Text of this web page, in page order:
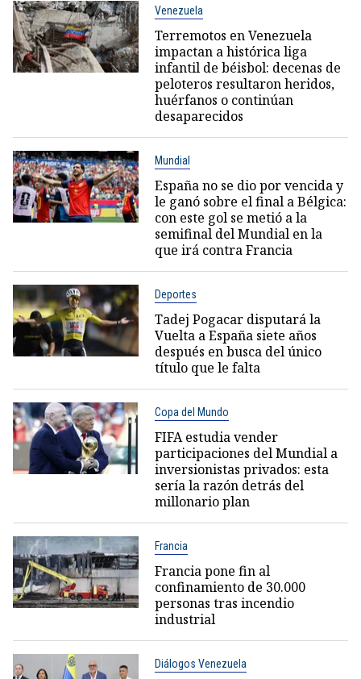
Venezuela
Terremotos en Venezuela
impactan a histórica liga
infantil de béisbol: decenas de
peloteros resultaron heridos,
huérfanos o continúan
desaparecidos
Mundial
España no se dio por vencida y
le ganó sobre el final a Bélgica:
con este gol se metió a la
semifinal del Mundial en la
que irá contra Francia
Deportes
Tadej Pogacar disputará la
Vuelta a España siete años
después en busca del único
título que le falta
Copa del Mundo
FIFA estudia vender
participaciones del Mundial a
inversionistas privados: esta
sería la razón detrás del
millonario plan
Francia
Francia pone fin al
confinamiento de 30.000
personas tras incendio
industrial
Diálogos Venezuela